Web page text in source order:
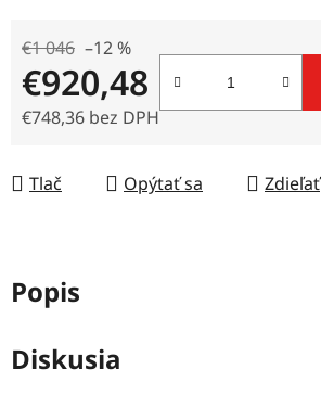
€1 046 –12 %
€920,48
€748,36 bez DPH
Tlač Opýtať sa Zdieľať
Popis
Diskusia